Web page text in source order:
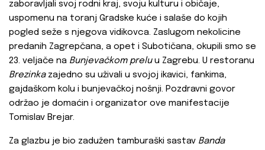
zaboravljali svoj rodni kraj, svoju kulturu i običaje,
uspomenu na toranj Gradske kuće i salaše do kojih
pogled seže s njegova vidikovca. Zaslugom nekolicine
predanih Zagrepčana, a opet i Subotičana, okupili smo se
23. veljače na Bunjevačkom preluu Zagrebu. U restoranu
Brezinkazajedno su uživali u svojoj ikavici, fankima,
gajdaškom kolu i bunjevačkoj nošnji. Pozdravni govor
održao je domaćin i organizator ove manifestacije
Tomislav Brejar.
Za glazbu je bio zadužen tamburaški sastav Banda